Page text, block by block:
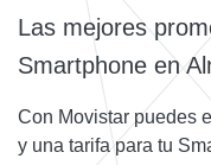
Las mejores
Smartphone en
Con Movistar puedes
y una tarifa para tu